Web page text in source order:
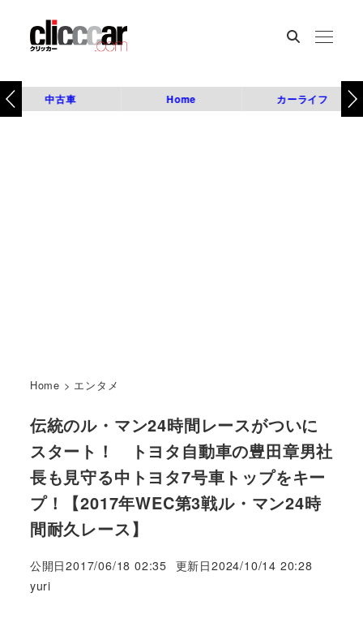
中古車 Home カーライフ
Home > エンタメ
伝統のル・マン24時間レースがついに
スタート！ トヨタ自動車の豊田章男社
長も見守る中トヨタ7号車トップをキー
プ！【2017年WEC第3戦ル・マン24時
間耐久レース】
公開日2017/06/18 02:35 更新日2024/10/14 20:28
著
yuri